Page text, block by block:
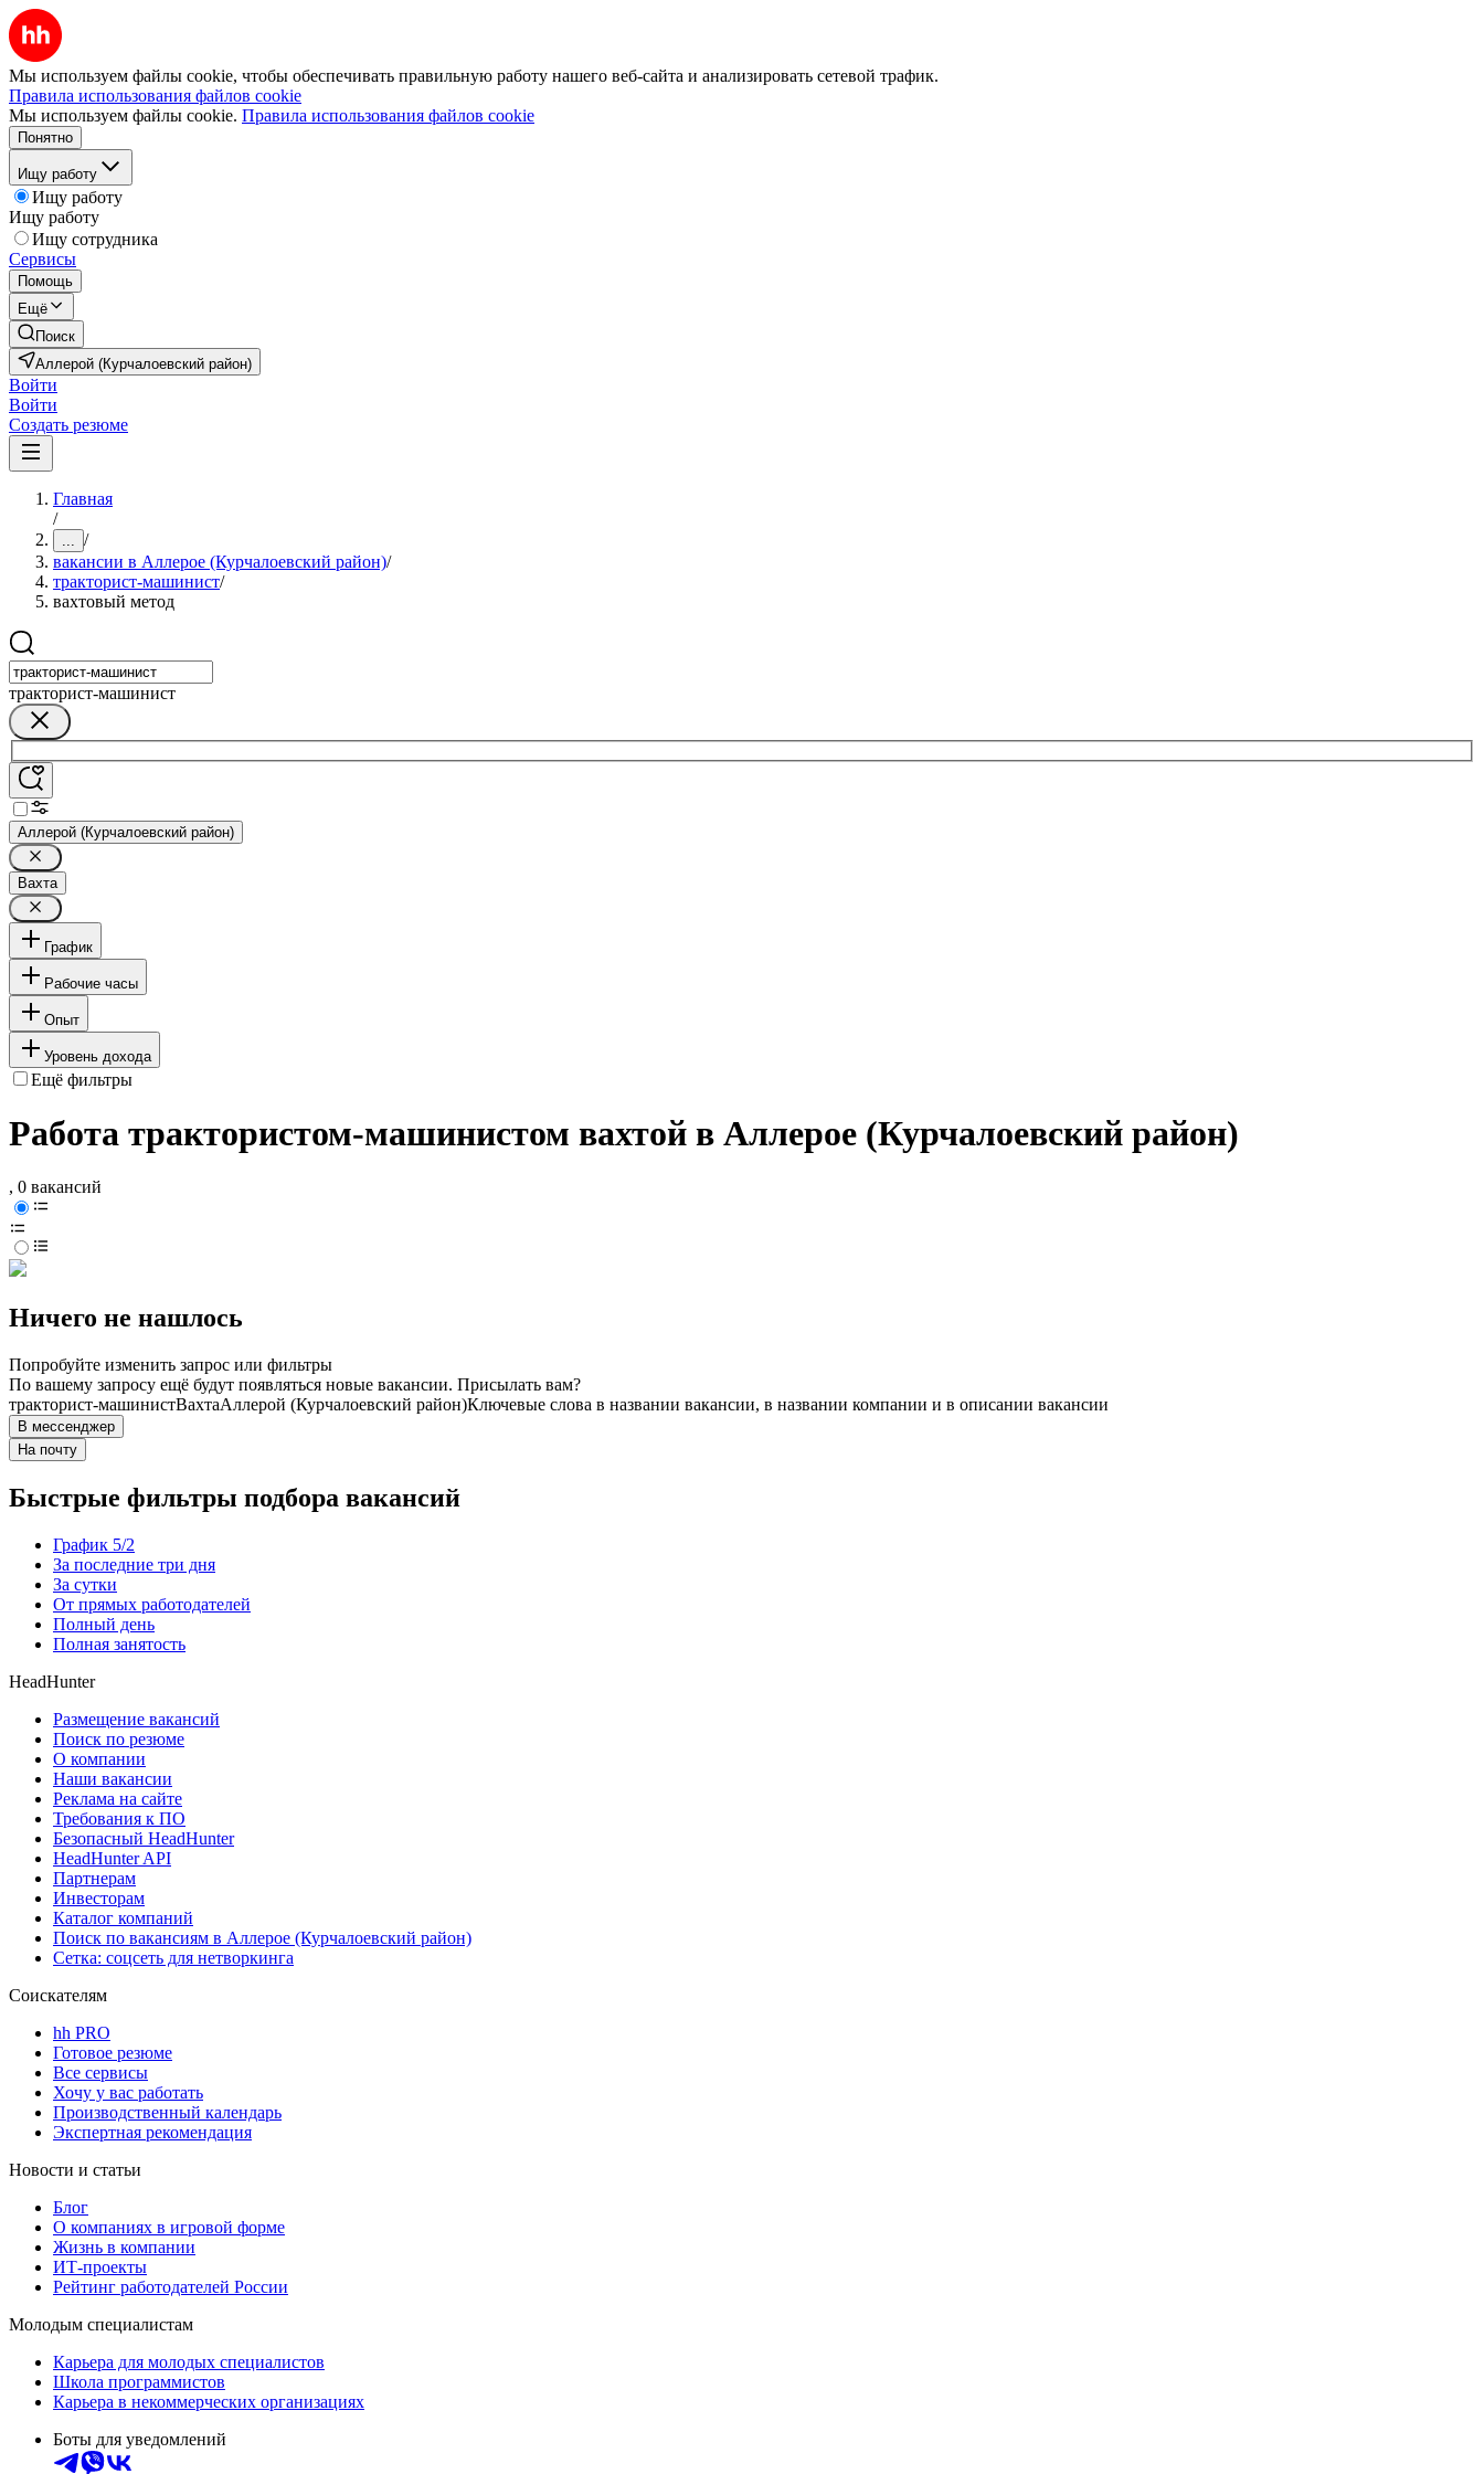
Мы используем файлы cookie, чтобы обеспечивать правильную работу нашего веб-сайта и анализировать сетевой трафик.
Правила использования файлов cookie
Мы используем файлы cookie. Правила использования файлов cookie
Понятно
Ищу работу
Ищу работу
Ищу работу
Ищу сотрудника
Сервисы
Помощь
Ещё
Поиск
Аллерой (Курчалоевский район)
Войти
Войти
Создать резюме
Главная
/
... /
вакансии в Аллерое (Курчалоевский район)/
тракторист-машинист/
вахтовый метод
тракторист-машинист
Аллерой (Курчалоевский район)
Вахта
График
Рабочие часы
Опыт
Уровень дохода
Ещё фильтры
Работа трактористом-машинистом вахтой в Аллерое (Курчалоевский район)
, 0 вакансий
Ничего не нашлось
Попробуйте изменить запрос или фильтры
По вашему запросу ещё будут появляться новые вакансии. Присылать вам?
тракторист-машинистВахтаАллерой (Курчалоевский район)Ключевые слова в названии вакансии, в названии компании и в описании вакансии
В мессенджер
На почту
Быстрые фильтры подбора вакансий
График 5/2
За последние три дня
За сутки
От прямых работодателей
Полный день
Полная занятость
HeadHunter
Размещение вакансий
Поиск по резюме
О компании
Наши вакансии
Реклама на сайте
Требования к ПО
Безопасный HeadHunter
HeadHunter API
Партнерам
Инвесторам
Каталог компаний
Поиск по вакансиям в Аллерое (Курчалоевский район)
Сетка: соцсеть для нетворкинга
Соискателям
hh PRO
Готовое резюме
Все сервисы
Хочу у вас работать
Производственный календарь
Экспертная рекомендация
Новости и статьи
Блог
О компаниях в игровой форме
Жизнь в компании
ИТ-проекты
Рейтинг работодателей России
Молодым специалистам
Карьера для молодых специалистов
Школа программистов
Карьера в некоммерческих организациях
Боты для уведомлений